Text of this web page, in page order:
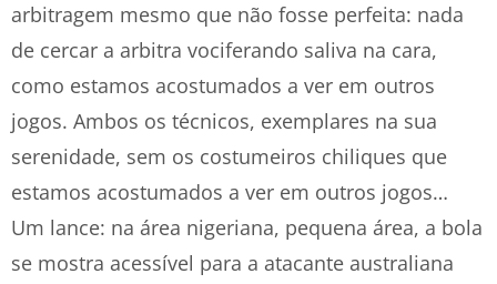
arbitragem mesmo que não fosse perfeita: nada
de cercar a arbitra vociferando saliva na cara,
como estamos acostumados a ver em outros
jogos. Ambos os técnicos, exemplares na sua
serenidade, sem os costumeiros chiliques que
estamos acostumados a ver em outros jogos…
Um lance: na área nigeriana, pequena área, a bola
se mostra acessível para a atacante australiana